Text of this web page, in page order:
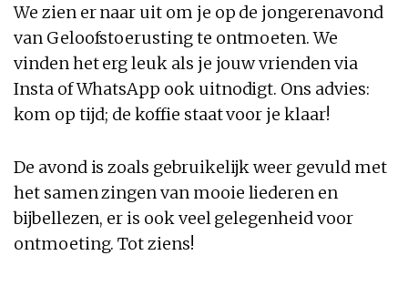
We zien er naar uit om je op de jongerenavond
van Geloofstoerusting te ontmoeten. We
vinden het erg leuk als je jouw vrienden via
Insta of WhatsApp ook uitnodigt. Ons advies:
kom op tijd; de koffie staat voor je klaar!
De avond is zoals gebruikelijk weer gevuld met
het samen zingen van mooie liederen en
bijbellezen, er is ook veel gelegenheid voor
ontmoeting. Tot ziens!